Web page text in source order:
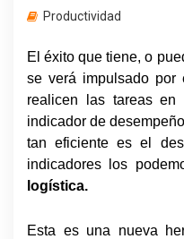
Productividad
El éxito que tiene, o
se verá impulsado
realicen las tareas
indicador de
tan eficiente es el
indicadores los
logística.
Esta es una nueva